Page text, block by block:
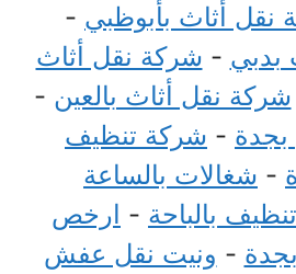
نقل أثاث بأبوظبي -
بدبي - شركة نقل أثاث
شركة نقل أثاث بالعين -
- شركة تنظيف
- شغالات بالساعة
بالباحة - ارخص
- ونيت نقل عفش